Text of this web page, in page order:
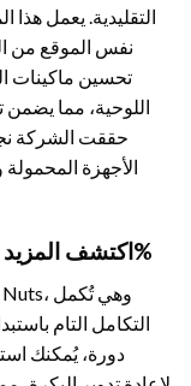
التقليدية. يعمل
نفس الموقع من
تحسين ماكينات
اللوحية، مما
حققت الشركة
الأجهزة
اكتشف المزيد من ألعاب القمار المجانية بنسبة 100%
التكامل التام
دورة، يُمكنك